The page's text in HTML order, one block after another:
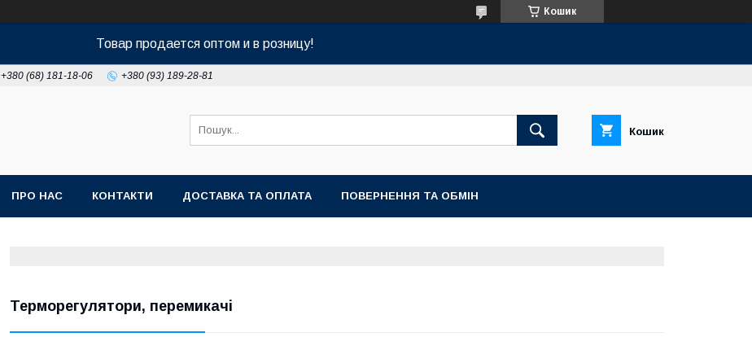
Кошик
Товар продается оптом и в розницу!
+380 (68) 181-18-06 +380 (93) 189-28-81
Кошик
ПРО НАС КОНТАКТИ ДОСТАВКА ТА ОПЛАТА ПОВЕРНЕННЯ ТА ОБМІН
Терморегулятори, перемикачі